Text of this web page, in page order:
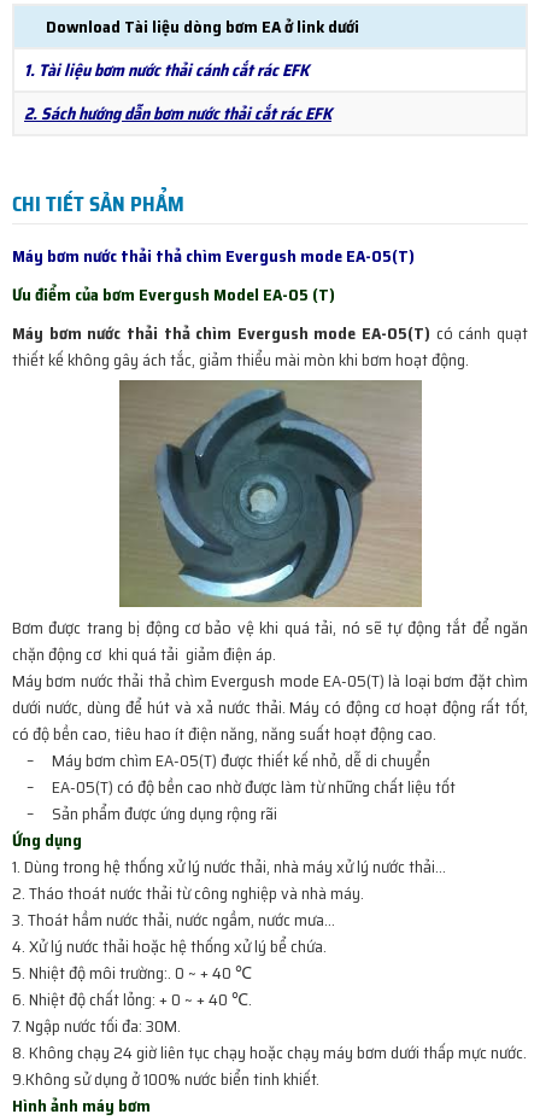
Download Tài liệu dòng bơm EA ở link dưới
1. Tài liệu bơm nước thải cánh cắt rác EFK
2. Sách hướng dẫn bơm nước thải cắt rác EFK
CHI TIẾT SẢN PHẨM
Máy bơm nước thải thả chìm Evergush mode EA-05(T)
Ưu điểm của bơm Evergush Model EA-05 (T)
Máy bơm nước thải thả chìm Evergush mode EA-05(T) có cánh quạt
thiết kế không gây ách tắc, giảm thiểu mài mòn khi bơm hoạt động.
Bơm được trang bị động cơ bảo vệ khi quá tải, nó sẽ tự động tắt để ngăn
chặn động cơ khi quá tải giảm điện áp.
Máy bơm nước thải thả chìm Evergush mode EA-05(T) là loại bơm đặt chìm
dưới nước, dùng để hút và xả nước thải. Máy có động cơ hoạt động rất tốt,
có độ bền cao, tiêu hao ít điện năng, năng suất hoạt động cao.
– Máy bơm chìm EA-05(T) được thiết kế nhỏ, dễ di chuyển
– EA-05(T) có độ bền cao nhờ được làm từ những chất liệu tốt
– Sản phẩm được ứng dụng rộng rãi
Ứng dụng
1. Dùng trong hệ thống xử lý nước thải, nhà máy xử lý nước thải…
2. Tháo thoát nước thải từ công nghiệp và nhà máy.
3. Thoát hầm nước thải, nước ngầm, nước mưa…
4. Xử lý nước thải hoặc hệ thống xử lý bể chứa.
5. Nhiệt độ môi trường:. 0 ~ + 40 ℃
6. Nhiệt độ chất lỏng: + 0 ~ + 40 ℃.
7. Ngập nước tối đa: 30M.
8. Không chạy 24 giờ liên tục chạy hoặc chạy máy bơm dưới thấp mực nước.
9.Không sử dụng ở 100% nước biển tinh khiết.
Hình ảnh máy bơm